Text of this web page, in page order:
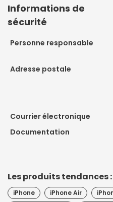
Informations de
sécurité
Personne responsable
Adresse postale
Courrier électronique
Documentation
Les produits tendances :
iPhone iPhone Air